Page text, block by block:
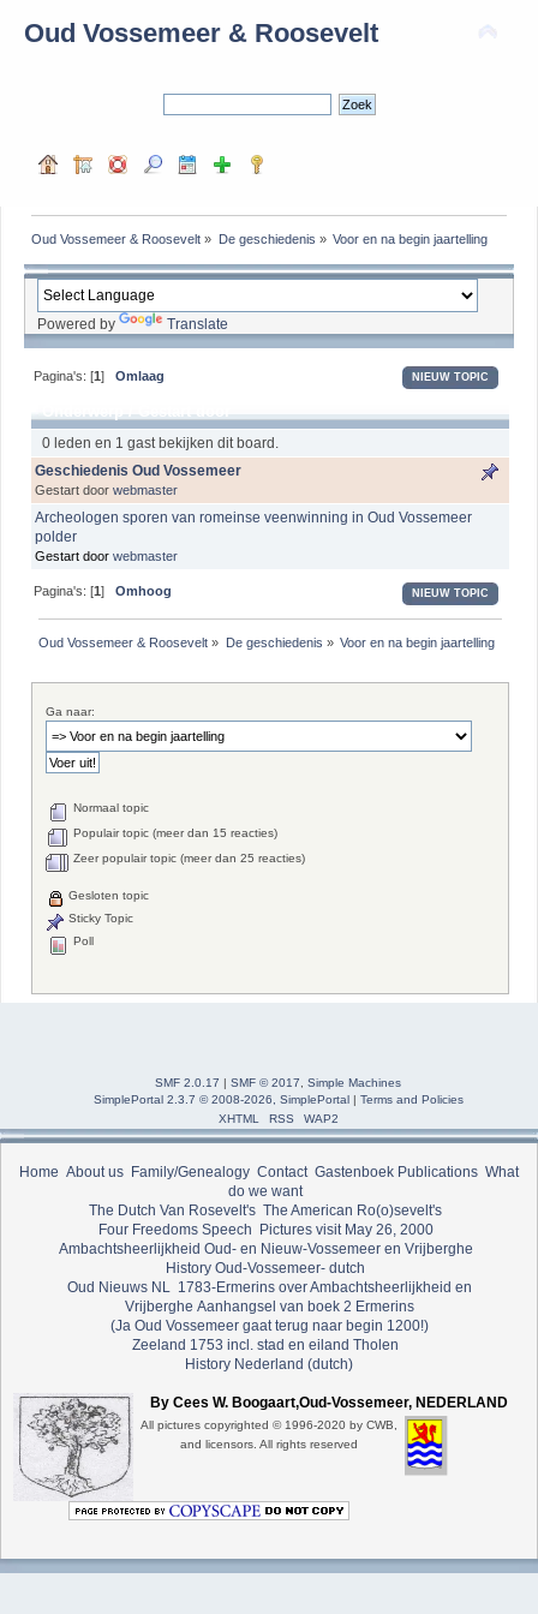
Oud Vossemeer & Roosevelt
Oud Vossemeer & Roosevelt » De geschiedenis » Voor en na begin jaartelling
Powered by Translate
Pagina's: [1]Omlaag NIEUW TOPIC
Onderwerp/Gestart door
0 leden en 1 gast bekijken dit board.
Geschiedenis Oud Vossemeer
Gestart door webmaster
Archeologen sporen van romeinse veenwinning in Oud Vossemeer
polder
Gestart door webmaster
NIEUW TOPIC
Pagina's: [1]Omhoog
Oud Vossemeer & Roosevelt » De geschiedenis » Voor en na begin jaartelling
Ga naar:
Normaal topic
Populair topic (meer dan 15 reacties)
Zeer populair topic (meer dan 25 reacties)
Gesloten topic
Sticky Topic
Poll
SMF 2.0.17 | SMF © 2017
Simple Machines
SimplePortal 2.3.7 © 2008-2026, SimplePortal| Terms and Policies
XHTML
RSS WAP2
Home About us Family/Genealogy Contact Gastenboek Publications What
do we want
The Dutch Van Rosevelt's The American Ro(o)sevelt's
Four Freedoms Speech Pictures visit May 26, 2000
Ambachtsheerlijkheid Oud- en Nieuw-Vossemeer en Vrijberghe
History Oud-Vossemeer- dutch
Oud Nieuws NL
1783-Ermerins over Ambachtsheerlijkheid en
Vrijberghe Aanhangsel van boek 2 Ermerins
(Ja Oud Vossemeer gaat terug naar begin 1200!)
Zeeland 1753 incl. stad en eiland Tholen
History Nederland (dutch)
By Cees W. Boogaart,Oud-Vossemeer, NEDERLAND
All pictures copyrighted © 1996-2020 by CWB,
and licensors. All rights reserved